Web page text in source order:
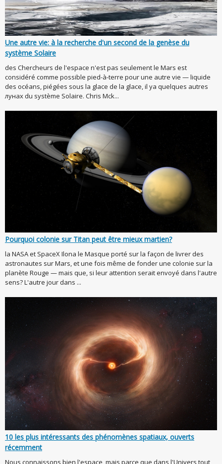
Une autre vie: à la recherche d'un second de la genèse du
système Solaire
des Chercheurs de l'espace n'est pas seulement le Mars est
considéré comme possible pied-à-terre pour une autre vie — liquide
des océans, piégées sous la glace de la glace, il ya quelques autres
лунах du système Solaire. Chris Mck...
Pourquoi colonie sur Titan peut être mieux martien?
la NASA et SpaceX Ilona le Masque porté sur la façon de livrer des
astronautes sur Mars, et une fois même de fonder une colonie sur la
planète Rouge — mais que, si leur attention serait envoyé dans l'autre
sens? L'autre jour dans ...
10 les plus intéressants des phénomènes spatiaux, ouverts
récemment
Nous connaissons bien l'espace, mais parce que dans l'Univers tout